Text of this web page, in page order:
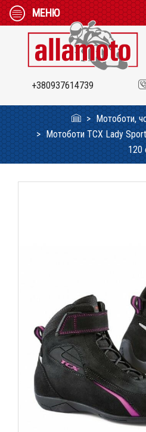
МЕНЮ
+380937614739
Мотоботи,
Мотоботи TCX Lady Sport
120